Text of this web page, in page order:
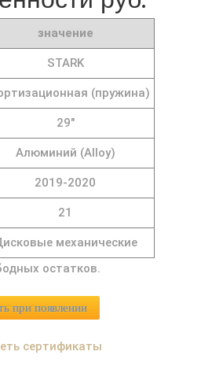
значение
STARK
(пружина)
29"
Алюминий (Alloy)
2019-2020
21
механические
остатков.
при появлении
сертификаты